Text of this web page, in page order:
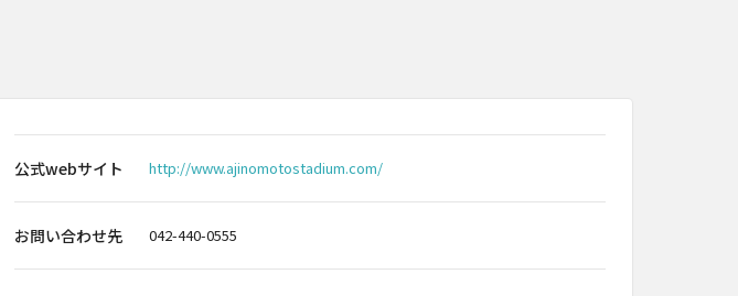
公式webサイト http://www.ajinomotostadium.com/
お問い合わせ先 042-440-0555